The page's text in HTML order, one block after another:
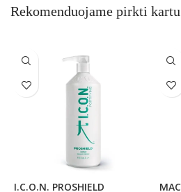
Rekomenduojame pirkti kartu
I.C.O.N. PROSHIELD